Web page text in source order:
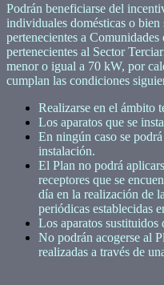
Podrán beneficiarse del
individuales domésticas o
pertenecientes a
pertenecientes al Sector
menor o igual a 70 kW, por
cumplan las condiciones
Realizarse en el ámbito
Los aparatos que se
En ningún caso se
instalación.
El Plan no podrá
receptores que se
día en la realización de
periódicas establecidas
Los aparatos sustituidos
No podrán acogerse al
realizadas a través de